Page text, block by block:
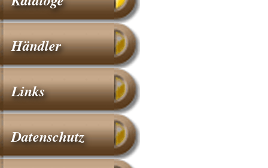
Händler
Links
Datenschutz